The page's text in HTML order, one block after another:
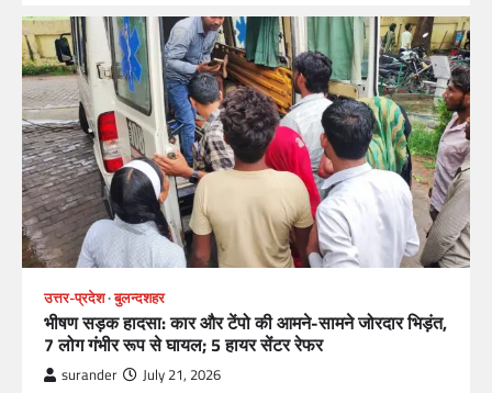
उत्तर-प्रदेश बुलन्दशहर
भीषण सड़क हादसा: कार और टेंपो की आमने-सामने जोरदार भिड़ंत,
7 लोग गंभीर रूप से घायल; 5 हायर सेंटर रेफर​
surander July 21, 2026